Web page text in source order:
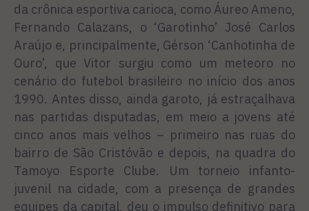
da crônica esportiva carioca, como Áureo Ameno,
Fernando Calazans, o ‘Garotinho’ José Carlos
Araújo e, principalmente, Gérson ‘Canhotinha de
Ouro’, que Vitor surgiu como um meteoro no
cenário do futebol brasileiro no início dos anos
1990. Antes disso, ainda garoto, já estraçalhava
nas partidas disputadas, em meio a jovens até
cinco anos mais velhos – primeiro nas ruas do
bairro de São Cristóvão e depois, na quadra do
Tamoyo Esporte Clube. Um torneio infanto-
juvenil na cidade, com a presença de grandes
equipes da capital, deu o impulso definitivo para